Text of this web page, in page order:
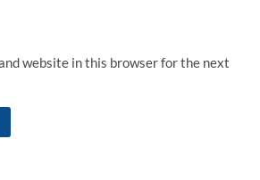
website in this browser for the next